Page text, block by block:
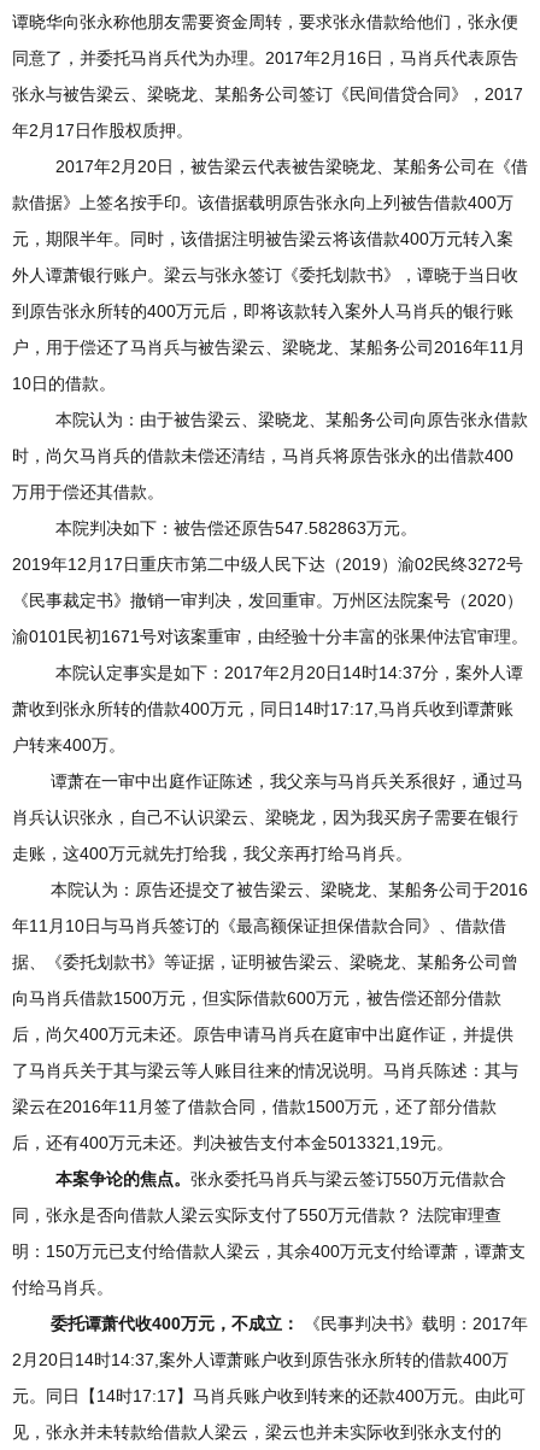
谭晓华向张永称他朋友需要资金周转，要求张永借款给他们，张永便
同意了，并委托马肖兵代为办理。2017年2月16日，马肖兵代表原告
张永与被告梁云、梁晓龙、某船务公司签订《民间借贷合同》，2017
年2月17日作股权质押。
2017年2月20日，被告梁云代表被告梁晓龙、某船务公司在《借
款借据》上签名按手印。该借据载明原告张永向上列被告借款400万
元，期限半年。同时，该借据注明被告梁云将该借款400万元转入案
外人谭萧银行账户。梁云与张永签订《委托划款书》，谭晓于当日收
到原告张永所转的400万元后，即将该款转入案外人马肖兵的银行账
户，用于偿还了马肖兵与被告梁云、梁晓龙、某船务公司2016年11月
10日的借款。
本院认为：由于被告梁云、梁晓龙、某船务公司向原告张永借款
时，尚欠马肖兵的借款未偿还清结，马肖兵将原告张永的出借款400
万用于偿还其借款。
本院判决如下：被告偿还原告547.582863万元。
2019年12月17日重庆市第二中级人民下达（2019）渝02民终3272号
《民事裁定书》撤销一审判决，发回重审。万州区法院案号（2020）
渝0101民初1671号对该案重审，由经验十分丰富的张果仲法官审理。
本院认定事实是如下：2017年2月20日14时14:37分，案外人谭
萧收到张永所转的借款400万元，同日14时17:17,马肖兵收到谭萧账
户转来400万。
谭萧在一审中出庭作证陈述，我父亲与马肖兵关系很好，通过马
肖兵认识张永，自己不认识梁云、梁晓龙，因为我买房子需要在银行
走账，这400万元就先打给我，我父亲再打给马肖兵。
本院认为：原告还提交了被告梁云、梁晓龙、某船务公司于2016
年11月10日与马肖兵签订的《最高额保证担保借款合同》、借款借
据、《委托划款书》等证据，证明被告梁云、梁晓龙、某船务公司曾
向马肖兵借款1500万元，但实际借款600万元，被告偿还部分借款
后，尚欠400万元未还。原告申请马肖兵在庭审中出庭作证，并提供
了马肖兵关于其与梁云等人账目往来的情况说明。马肖兵陈述：其与
梁云在2016年11月签了借款合同，借款1500万元，还了部分借款
后，还有400万元未还。判决被告支付本金5013321,19元。
本案争论的焦点。 张永委托马肖兵与梁云签订550万元借款合
同，张永是否向借款人梁云实际支付了550万元借款？ 法院审理查
明：150万元已支付给借款人梁云，其余400万元支付给谭萧，谭萧支
付给马肖兵。
委托谭萧代收400万元 ， 不成立：
《民事判决书》载明：2017年
2月20日14时14:37,案外人谭萧账户收到原告张永所转的借款400万
元。同日【14时17:17】马肖兵账户收到转来的还款400万元。由此可
见，张永并未转款给借款人梁云，梁云也并未实际收到张永支付的